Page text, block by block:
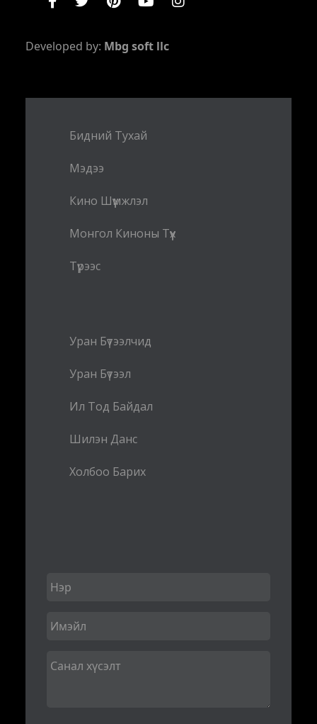
Developed by: Mbg soft llc
Бидний Тухай
Мэдээ
Кино Шүүмжлэл
Монгол Киноны Түүх
Түрээс
Уран Бүтээлчид
Уран Бүтээл
Ил Тод Байдал
Шилэн Данс
Холбоо Барих